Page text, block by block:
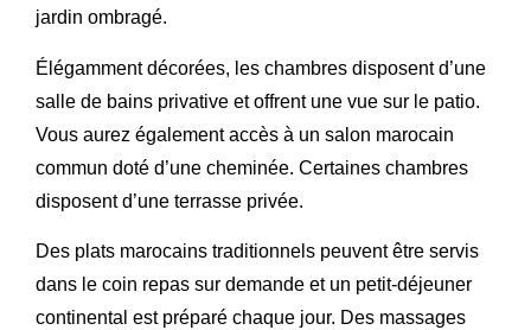
jardin ombragé.
Élégamment décorées, les chambres disposent d’une
salle de bains privative et offrent une vue sur le patio.
Vous aurez également accès à un salon marocain
commun doté d’une cheminée. Certaines chambres
disposent d’une terrasse privée.
Des plats marocains traditionnels peuvent être servis
dans le coin repas sur demande et un petit-déjeuner
continental est préparé chaque jour. Des massages